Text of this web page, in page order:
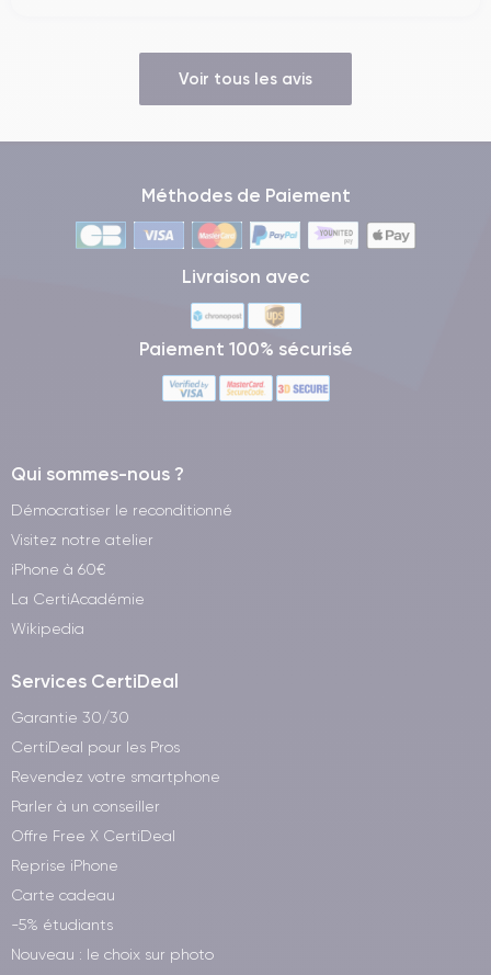
Voir tous les avis
Méthodes de Paiement
Livraison avec
Paiement 100% sécurisé
Qui sommes-nous ?
Démocratiser le reconditionné
Visitez notre atelier
iPhone à 60€
La CertiAcadémie
Wikipedia
Services CertiDeal
Garantie 30/30
CertiDeal pour les Pros
Revendez votre smartphone
Parler à un conseiller
Offre Free X CertiDeal
Reprise iPhone
Carte cadeau
-5% étudiants
Nouveau : le choix sur photo